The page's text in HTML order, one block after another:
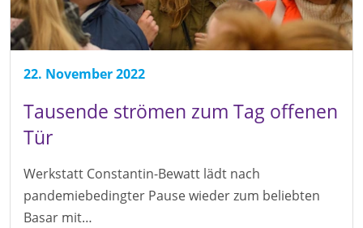
22. November 2022
Tausende strömen zum Tag offenen
Tür
Werkstatt Constantin-Bewatt lädt nach
pandemiebedingter Pause wieder zum beliebten
Basar mit…